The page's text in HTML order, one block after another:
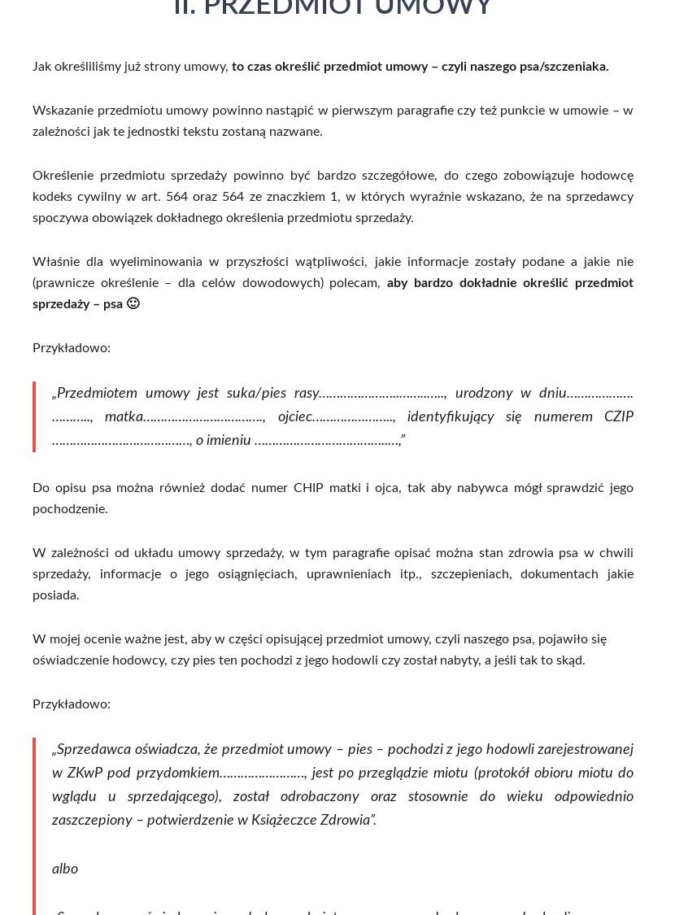
Jak określiliśmy już strony umowy, to czas określić przedmiot umowy – czyli naszego psa/szczeniaka.
Wskazanie przedmiotu umowy powinno nastąpić w pierwszym paragrafie czy też punkcie w umowie – w
zależności jak te jednostki tekstu zostaną nazwane.
Określenie przedmiotu sprzedaży powinno być bardzo szczegółowe, do czego zobowiązuje hodowcę
kodeks cywilny w art. 564 oraz 564 ze znaczkiem 1, w których wyraźnie wskazano, że na sprzedawcy
spoczywa obowiązek dokładnego określenia przedmiotu sprzedaży.
Właśnie dla wyeliminowania w przyszłości wątpliwości, jakie informacje zostały podane a jakie nie
(prawnicze określenie – dla celów dowodowych) polecam,aby bardzo dokładnie określić przedmiot
sprzedaży – psa 🙂
Przykładowo:
„Przedmiotem umowy jest suka/pies rasy…………………..……..….., urodzony w dniu……………….
……….., matka……………………………., ojciec………………….., identyfikujący się numerem CZIP
…………………………………, o imieniu ………………………………..…,”
Do opisu psa można również dodać numer CHIP matki i ojca, tak aby nabywca mógł sprawdzić jego
pochodzenie.
W zależności od układu umowy sprzedaży, w tym paragrafie opisać można stan zdrowia psa w chwili
sprzedaży, informacje o jego osiągnięciach, uprawnieniach itp., szczepieniach, dokumentach jakie
posiada.
W mojej ocenie ważne jest, aby w części opisującej przedmiot umowy, czyli naszego psa, pojawiło się
oświadczenie hodowcy, czy pies ten pochodzi z jego hodowli czy został nabyty, a jeśli tak to skąd.
Przykładowo:
„Sprzedawca oświadcza, że przedmiot umowy – pies – pochodzi z jego hodowli zarejestrowanej
w ZKwP pod przydomkiem……………………, jest po przeglądzie miotu (protokół obioru miotu do
wglądu u sprzedającego), został odrobaczony oraz stosownie do wieku odpowiednio
zaszczepiony – potwierdzenie w Książeczce Zdrowia”.
albo